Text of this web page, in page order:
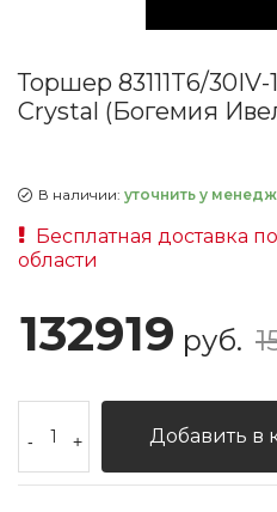
Торшер 83111T6/
Crystal (Богемия
В наличии: уточнить у
Бесплатная доставка
области
132919 руб.
- + Добавить в